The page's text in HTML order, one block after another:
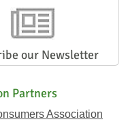
our Newsletter
Partners
Association